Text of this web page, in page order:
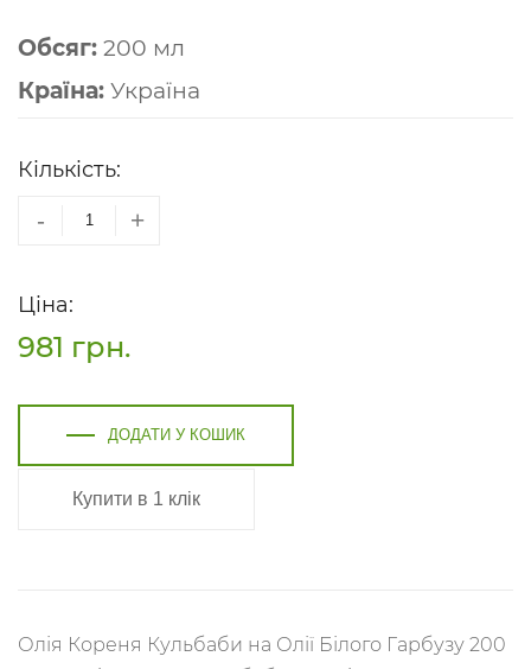
Обсяг: 200 мл
Країна: Україна
Кількість:
- +
Ціна:
981 грн.
ДОДАТИ У КОШИК
Купити в 1 клік
Олія Кореня Кульбаби на Олії Білого Гарбузу 200